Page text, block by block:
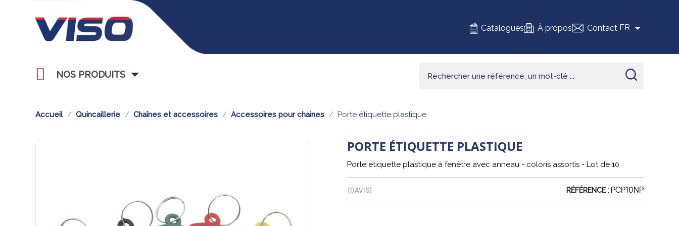
Catalogues À propos Contact FR 
NOS PRODUITS
Accueil Quincaillerie Chaînes et accessoires Accessoires pour chaines Porte étiquette plastique
PORTE ÉTIQUETTE PLASTIQUE
Porte étiquette plastique à fenêtre avec anneau - coloris assortis - Lot de 10
(0AVIS) RÉFÉRENCE : PCP10NP